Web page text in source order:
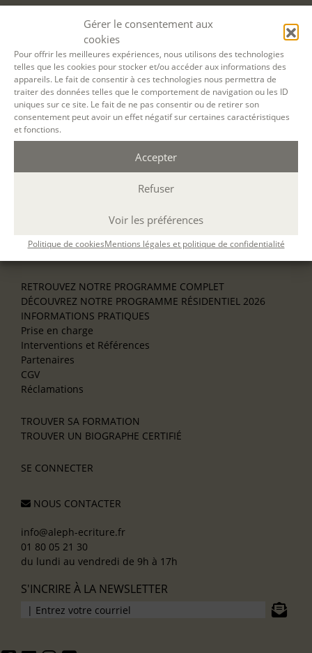
Gérer le consentement aux
cookies
Pour offrir les meilleures expériences, nous utilisons des technologies
telles que les cookies pour stocker et/ou accéder aux informations des
appareils. Le fait de consentir à ces technologies nous permettra de
traiter des données telles que le comportement de navigation ou les ID
uniques sur ce site. Le fait de ne pas consentir ou de retirer son
consentement peut avoir un effet négatif sur certaines caractéristiques
et fonctions.
Accepter
Refuser
Voir les préférences
Politique de cookiesMentions légales et politique de confidentialité
NOS ATELIERS
L’école d’écriture
La fabrique du manuscrit
Les stages pour artistes-auteurs
Se former à la biographie
Se former à l’animation
NOS SERVICES
Écrire en résidence
Écrire en ligne
RETROUVEZ NOTRE PROGRAMME COMPLET
DÉCOUVREZ NOTRE PROGRAMME RÉSIDENTIEL 2026
INFORMATIONS PRATIQUES
Prise en charge
Interventions et Références
Partenaires
CGV
Réclamations
TROUVER SA FORMATION
TROUVER UN BIOGRAPHE CERTIFIÉ
SE CONNECTER
NOUS CONTACTER
info@aleph-ecriture.fr
01 80 05 21 30
du lundi au vendredi de 9h à 17h
S'INCRIRE À LA NEWSLETTER